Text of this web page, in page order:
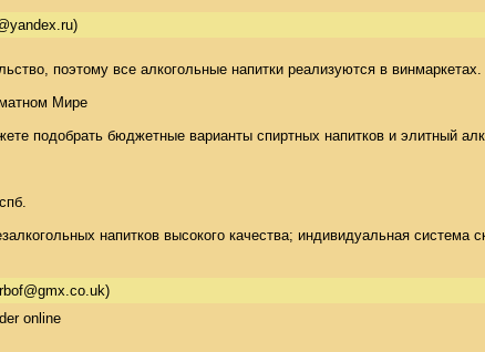
поэтому все алкогольные напитки реализуются в винмаркетах.
Мире
подобрать бюджетные варианты спиртных напитков и элитный
напитков высокого качества; индивидуальная
online